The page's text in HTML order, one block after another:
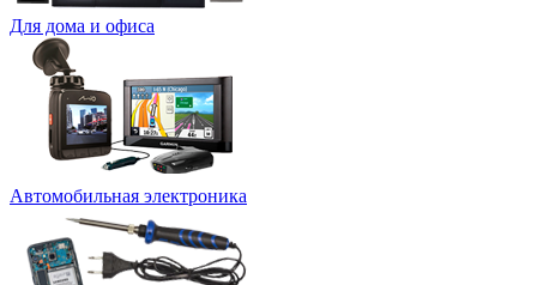
Для дома и офиса
Автомобильная электроника